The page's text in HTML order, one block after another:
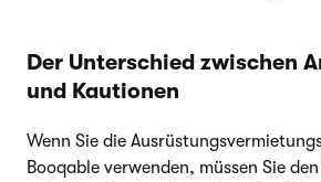
Der Unterschied zwischen
und Kautionen
Wenn Sie die
Booqable verwenden, müssen Sie